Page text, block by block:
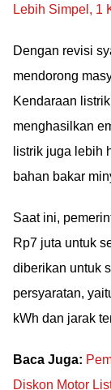
Lebih Simpel, 1
Dengan revisi
mendorong
Kendaraan
menghasilkan
listrik juga lebih
bahan bakar
Saat ini,
Rp7 juta untuk
diberikan untuk
persyaratan,
kWh dan jarak
Baca Juga:
Diskon Motor